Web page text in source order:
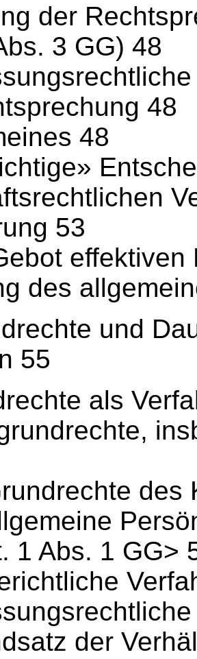
der
3 GG) 48
48
48
53
des
und
55
als
des
1 Abs. 1 GG>
der